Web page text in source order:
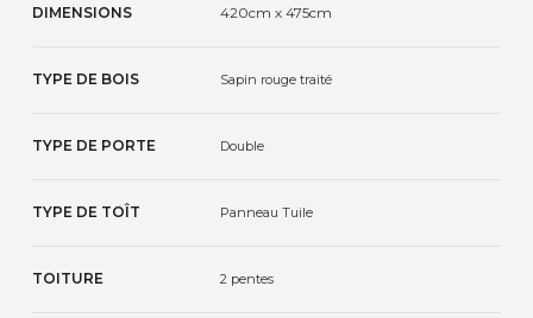
DIMENSIONS 420cm x 475cm
TYPE DE BOIS Sapin rouge traité
TYPE DE PORTE Double
TYPE DE TOÎT Panneau Tuile
TOITURE 2 pentes